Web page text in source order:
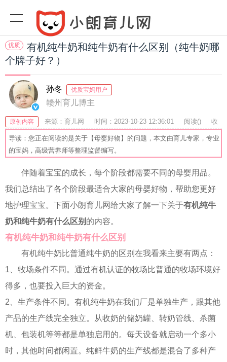
优质
有机纯牛奶和纯牛奶有什么区别（纯牛奶哪
个牌子好？）
孙冬 优质宝妈用户
赣州育儿博主
原创内容 来源：育儿网 时间：2023-10-23 12:36:01 阅读() 收
藏：46 分享：40 爆
导读：您正在阅读的是关于【母婴好物】的问题，本文由育儿专家，专业
的宝妈，高级营养师等整理监督编写。
伴随着宝宝的成长，每个阶段都需要不同的母婴用品。
我们总结出了各个阶段最适合大家的母婴好物，帮助您更好
地护理宝宝。下面小朗育儿网给大家了解一下关于有机纯牛
奶和纯牛奶有什么区别 的内容。
有机纯牛奶和纯牛奶有什么区别
有机纯牛奶比普通纯牛奶的区别在我看来主要有两点：
1、牧场条件不同。通过有机认证的牧场比普通的牧场环境好
得多，也要投入巨大的资金。
2、生产条件不同。有机纯牛奶在我们厂是单独生产，跟其他
产品的生产线完全独立。从收奶的储奶罐、转奶管线、杀菌
机、包装机等等都是单独启用的。每天设备就启动一个多小
时，其他时间都闲置。纯鲜牛奶的生产线都是混合了多种产